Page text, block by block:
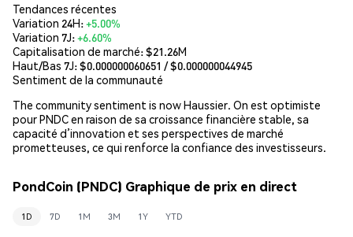
Tendances récentes
Variation 24H:+5.00%
Variation 7J:+6.60%
Capitalisation de marché:$21.26M
Haut/Bas 7J: $0.000000060651 / $0.000000044945
Sentiment de la communauté
The community sentiment is now Haussier. On est optimiste
pour PNDC en raison de sa croissance financière stable, sa
capacité d’innovation et ses perspectives de marché
prometteuses, ce qui renforce la confiance des investisseurs.
PondCoin (PNDC) Graphique de prix en direct
1D 7D 1M 3M 1Y YTD